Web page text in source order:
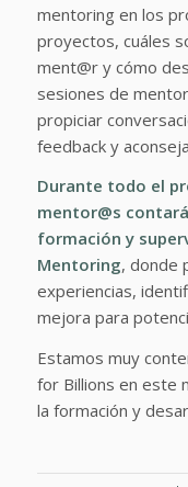
mentoring en los
proyectos, cuáles
ment@r y cómo
sesiones de
propiciar
feedback y
Durante todo el
mentor@s
formación y
Mentoring, donde
experiencias,
mejora para
Estamos muy
for Billions en este
la formación y